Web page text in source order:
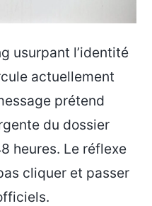
usurpant l’identité
actuellement
prétend
du dossier
heures. Le réflexe
cliquer et passer